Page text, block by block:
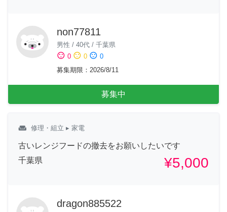
non77811
男性 / 40代 / 千葉県
sentiment_satisfied 0 sentiment_neutral 0 sentiment_dissatisfied 0
募集期限 ： 2026/8/11
募集中
weekend 修理・組立 ▸ 家電
古いレンジフードの撤去をお願いしたいです
千葉県
¥5,000
dragon885522